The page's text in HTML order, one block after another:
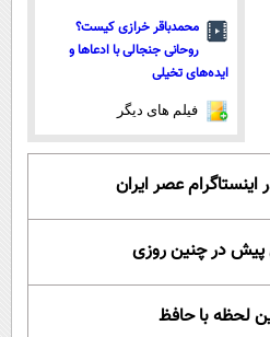
محمدباقر خرازی کیست؟
روحانی جنجالی با ادعاها و
ایده‌های تخیلی
فیلم های دیگر
عصر ایران
لحظه با حافظ